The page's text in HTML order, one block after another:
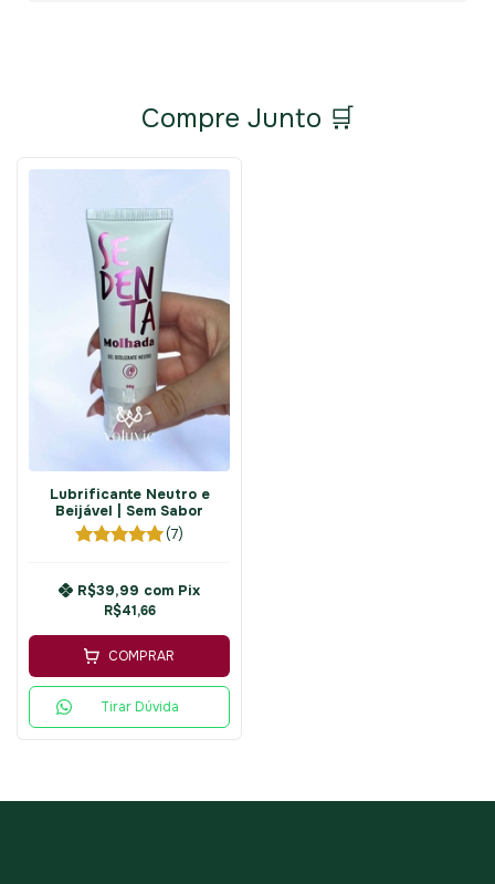
Compre Junto 🛒
Lubrificante Neutro e
Beijável | Sem Sabor
(7)
R$41,66
R$39,99 com Pix
COMPRAR
Tirar Dúvida